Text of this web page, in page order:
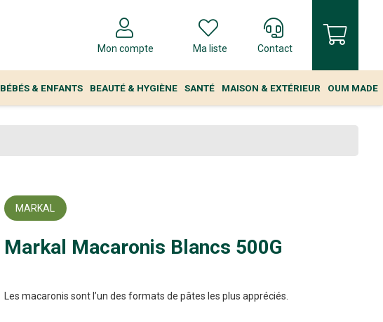
Mon compte Ma liste Contact
BÉBÉS & ENFANTS BEAUTÉ & HYGIÈNE SANTÉ MAISON & EXTÉRIEUR OUM MADE
MARKAL
Markal Macaronis Blancs 500G
Les macaronis sont l’un des formats de pâtes les plus appréciés.